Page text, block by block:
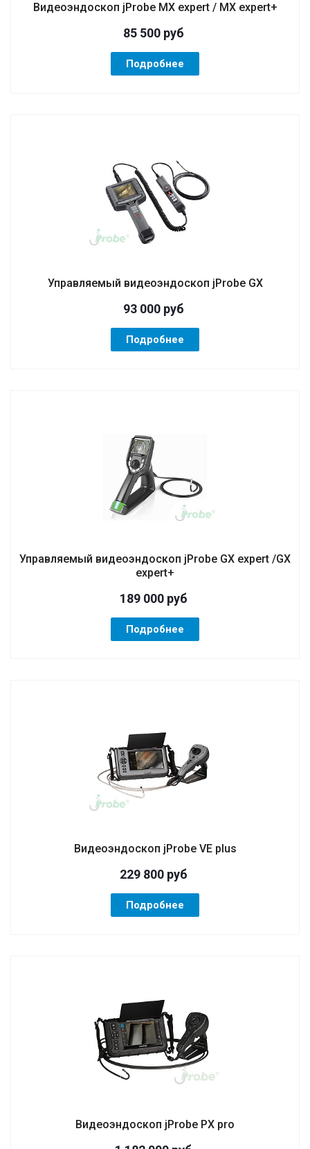
Видеоэндоскоп jProbe MX expert / MX expert+
85 500руб
Подробнее
Управляемый видеоэндоскоп jProbe GX
93 000руб
Подробнее
Управляемый видеоэндоскоп jProbe GX expert /GX
expert+
189 000руб
Подробнее
Видеоэндоскоп jProbe VE plus
229 800руб
Подробнее
Видеоэндоскоп jProbe PX pro